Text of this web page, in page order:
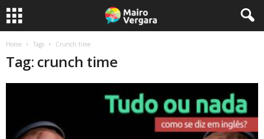
Home Tags Crunch time
Tag: crunch time